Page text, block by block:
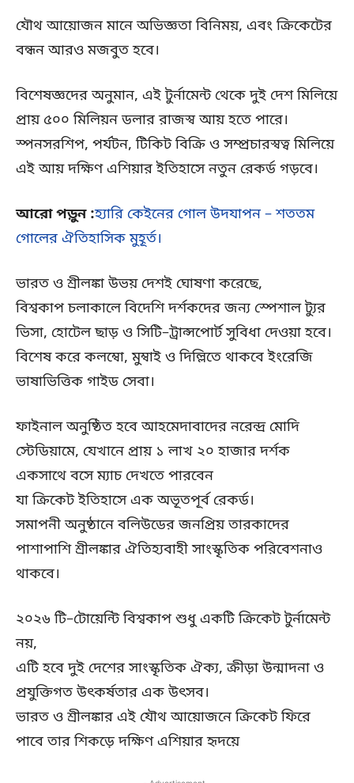
যৌথ আয়োজন মানে অভিজ্ঞতা বিনিময়, এবং ক্রিকেটের
বন্ধন আরও মজবুত হবে।
বিশেষজ্ঞদের অনুমান, এই টুর্নামেন্ট থেকে দুই দেশ মিলিয়ে
প্রায় ৫০০ মিলিয়ন ডলার রাজস্ব আয় হতে পারে।
স্পনসরশিপ, পর্যটন, টিকিট বিক্রি ও সম্প্রচারস্বত্ব মিলিয়ে
এই আয় দক্ষিণ এশিয়ার ইতিহাসে নতুন রেকর্ড গড়বে।
আরো পড়ুন :হ্যারি কেইনের গোল উদযাপন – শততম
গোলের ঐতিহাসিক মুহূর্ত।
ভারত ও শ্রীলঙ্কা উভয় দেশই ঘোষণা করেছে,
বিশ্বকাপ চলাকালে বিদেশি দর্শকদের জন্য স্পেশাল ট্যুর
ভিসা, হোটেল ছাড় ও সিটি–ট্রান্সপোর্ট সুবিধা দেওয়া হবে।
বিশেষ করে কলম্বো, মুম্বাই ও দিল্লিতে থাকবে ইংরেজি
ভাষাভিত্তিক গাইড সেবা।
ফাইনাল অনুষ্ঠিত হবে আহমেদাবাদের নরেন্দ্র মোদি
স্টেডিয়ামে, যেখানে প্রায় ১ লাখ ২০ হাজার দর্শক
একসাথে বসে ম্যাচ দেখতে পারবেন
যা ক্রিকেট ইতিহাসে এক অভূতপূর্ব রেকর্ড।
সমাপনী অনুষ্ঠানে বলিউডের জনপ্রিয় তারকাদের
পাশাপাশি শ্রীলঙ্কার ঐতিহ্যবাহী সাংস্কৃতিক পরিবেশনাও
থাকবে।
২০২৬ টি–টোয়েন্টি বিশ্বকাপ শুধু একটি ক্রিকেট টুর্নামেন্ট
নয়,
এটি হবে দুই দেশের সাংস্কৃতিক ঐক্য, ক্রীড়া উন্মাদনা ও
প্রযুক্তিগত উৎকর্ষতার এক উৎসব।
ভারত ও শ্রীলঙ্কার এই যৌথ আয়োজনে ক্রিকেট ফিরে
পাবে তার শিকড়ে দক্ষিণ এশিয়ার হৃদয়ে